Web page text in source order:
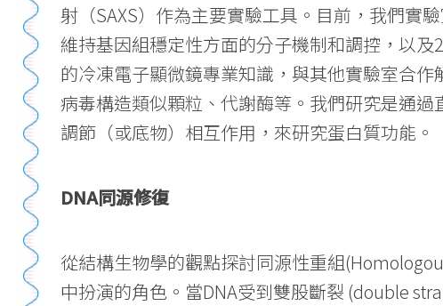
射（SAXS）作為主要實驗工具。目前，我們實
維持基因組穩定性方面的分子機制和調控，以
的冷凍電子顯微鏡專業知識，與其他實驗室合
病毒構造類似顆粒、代謝酶等。我們研究是通
調節（或底物）相互作用，來研究蛋白質功能。
DNA同源修復
從結構生物學的觀點探討同源性重組
中扮演的角色。當DNA受到雙股斷裂 (double